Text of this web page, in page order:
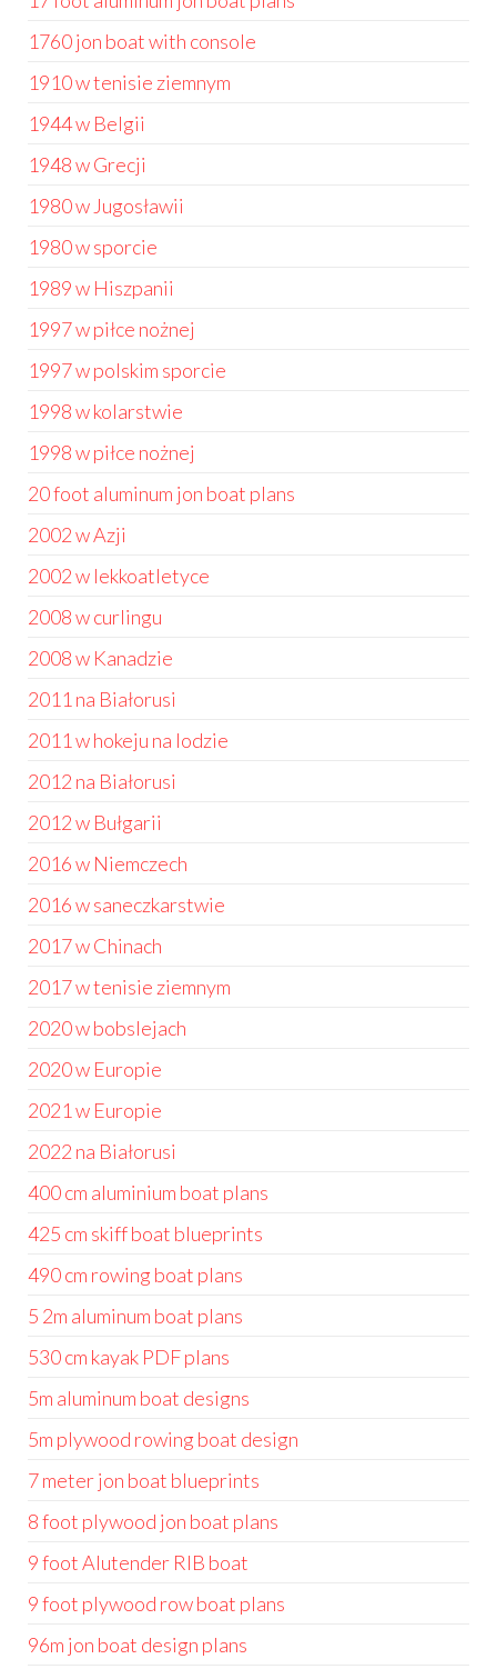
1760 jon boat with console
1910 w tenisie ziemnym
1944 w Belgii
1948 w Grecji
1980 w Jugosławii
1980 w sporcie
1989 w Hiszpanii
1997 w piłce nożnej
1997 w polskim sporcie
1998 w kolarstwie
1998 w piłce nożnej
20 foot aluminum jon boat plans
2002 w Azji
2002 w lekkoatletyce
2008 w curlingu
2008 w Kanadzie
2011 na Białorusi
2011 w hokeju na lodzie
2012 na Białorusi
2012 w Bułgarii
2016 w Niemczech
2016 w saneczkarstwie
2017 w Chinach
2017 w tenisie ziemnym
2020 w bobslejach
2020 w Europie
2021 w Europie
2022 na Białorusi
400 cm aluminium boat plans
425 cm skiff boat blueprints
490 cm rowing boat plans
5 2m aluminum boat plans
530 cm kayak PDF plans
5m aluminum boat designs
5m plywood rowing boat design
7 meter jon boat blueprints
8 foot plywood jon boat plans
9 foot Alutender RIB boat
9 foot plywood row boat plans
96m jon boat design plans